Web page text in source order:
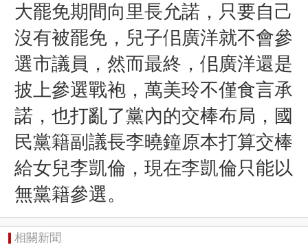
大罷免期間向里長允諾，只要自己
沒有被罷免，兒子佀廣洋就不會參
選市議員，然而最終，佀廣洋還是
披上參選戰袍， 萬美玲不僅食言承
諾，也打亂了黨內的交棒布局，國
民黨籍副議長李曉鐘原本打算交棒
給女兒李凱倫，現在李凱倫只能以
無黨籍參選。
相關新聞